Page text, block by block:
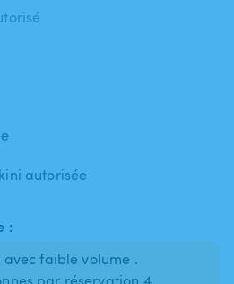
autorisée
:
faible volume .